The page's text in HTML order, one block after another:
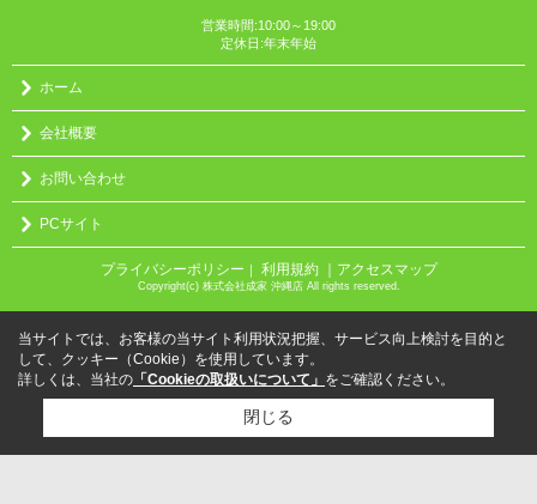
営業時間:10:00～19:00
定休日:年末年始
ホーム
会社概要
お問い合わせ
PCサイト
プライバシーポリシー ｜ 利用規約 ｜アクセスマップ
Copyright(c) 株式会社成家 沖縄店 All rights reserved.
当サイトでは、お客様の当サイト利用状況把握、サービス向上検討を目的と
して、クッキー（Cookie）を使用しています。
詳しくは、当社の 「Cookieの取扱いについて」 をご確認ください。
閉じる